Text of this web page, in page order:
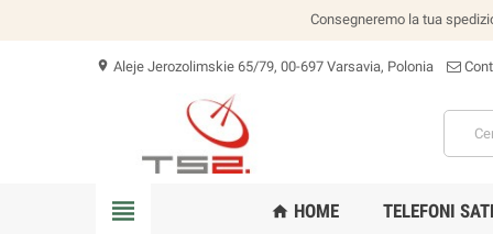
Consegneremo la tua
location_on Aleje Jerozolimskie 65/79, 00-697 Varsavia, Polonia
view_headline home HOME TELEFONI